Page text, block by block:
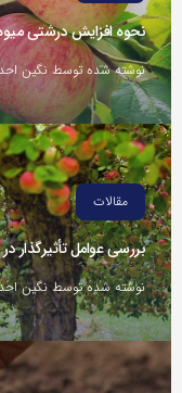
نحوه افزایش درشتی
نوشته شده توسط نگین
مقالات
بررسی عوامل تأثیرگذار
نوشته شده توسط نگین